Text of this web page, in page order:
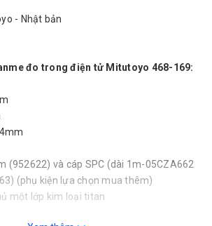
- Nhật bản
đo trong điện tử Mitutoyo 468-169:
(952622) và cáp SPC (dài 1m-05CZA662
(phụ kiện lựa chọn mua thêm)
một lớp kim loại titan